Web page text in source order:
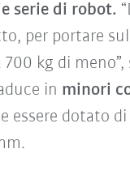
serie di robot.
per portare
700 kg di
in minori
essere dotato